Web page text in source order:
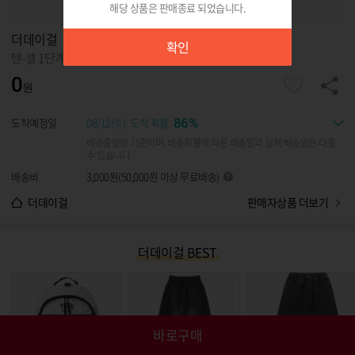
해당 상품은 판매종료 되었습니다.
확인